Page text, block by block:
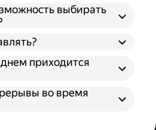
выбирать
приходится
во время